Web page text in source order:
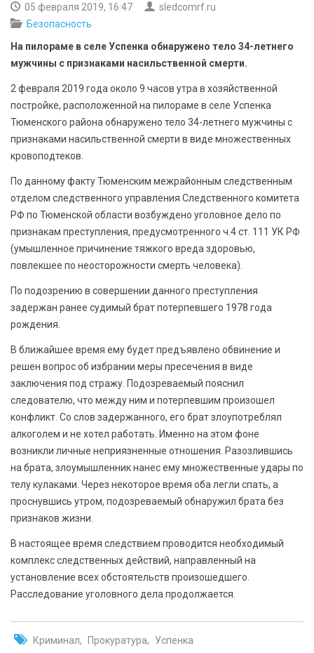
СПОРТ
АРХИВ PDF
05 февраля 2019, 16:47
sledcomrf.ru
Безопасность
На пилораме в селе Успенка обнаружено тело 34-летнего
мужчины с признаками насильственной смерти.
2 февраля 2019 года около 9 часов утра в хозяйственной
постройке, расположенной на пилораме в селе Успенка
Тюменского района обнаружено тело 34-летнего мужчины с
признаками насильственной смерти в виде множественных
кровоподтеков.
По данному факту Тюменским межрайонным следственным
отделом следственного управления Следственного комитета
РФ по Тюменской области возбуждено уголовное дело по
признакам преступления, предусмотренного ч.4 ст. 111 УК РФ
(умышленное причинение тяжкого вреда здоровью,
повлекшее по неосторожности смерть человека).
По подозрению в совершении данного преступления
задержан ранее судимый брат потерпевшего 1978 года
рождения.
В ближайшее время ему будет предъявлено обвинение и
решен вопрос об избрании меры пресечения в виде
заключения под стражу. Подозреваемый пояснил
следователю, что между ним и потерпевшим произошел
конфликт. Со слов задержанного, его брат злоупотреблял
алкоголем и не хотел работать. Именно на этом фоне
возникли личные неприязненные отношения. Разозлившись
на брата, злоумышленник нанес ему множественные удары по
телу кулаками. Через некоторое время оба легли спать, а
проснувшись утром, подозреваемый обнаружил брата без
признаков жизни.
В настоящее время следствием проводится необходимый
комплекс следственных действий, направленный на
установление всех обстоятельств произошедшего.
Расследование уголовного дела продолжается.
Криминал Прокуратура Успенка